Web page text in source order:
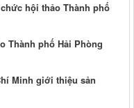
hội thảo Thành phố
Thành phố Hải Phòng
Minh giới thiệu sản